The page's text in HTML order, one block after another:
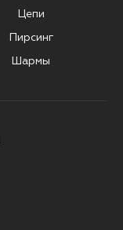
Цепи
Пирсинг
Шармы